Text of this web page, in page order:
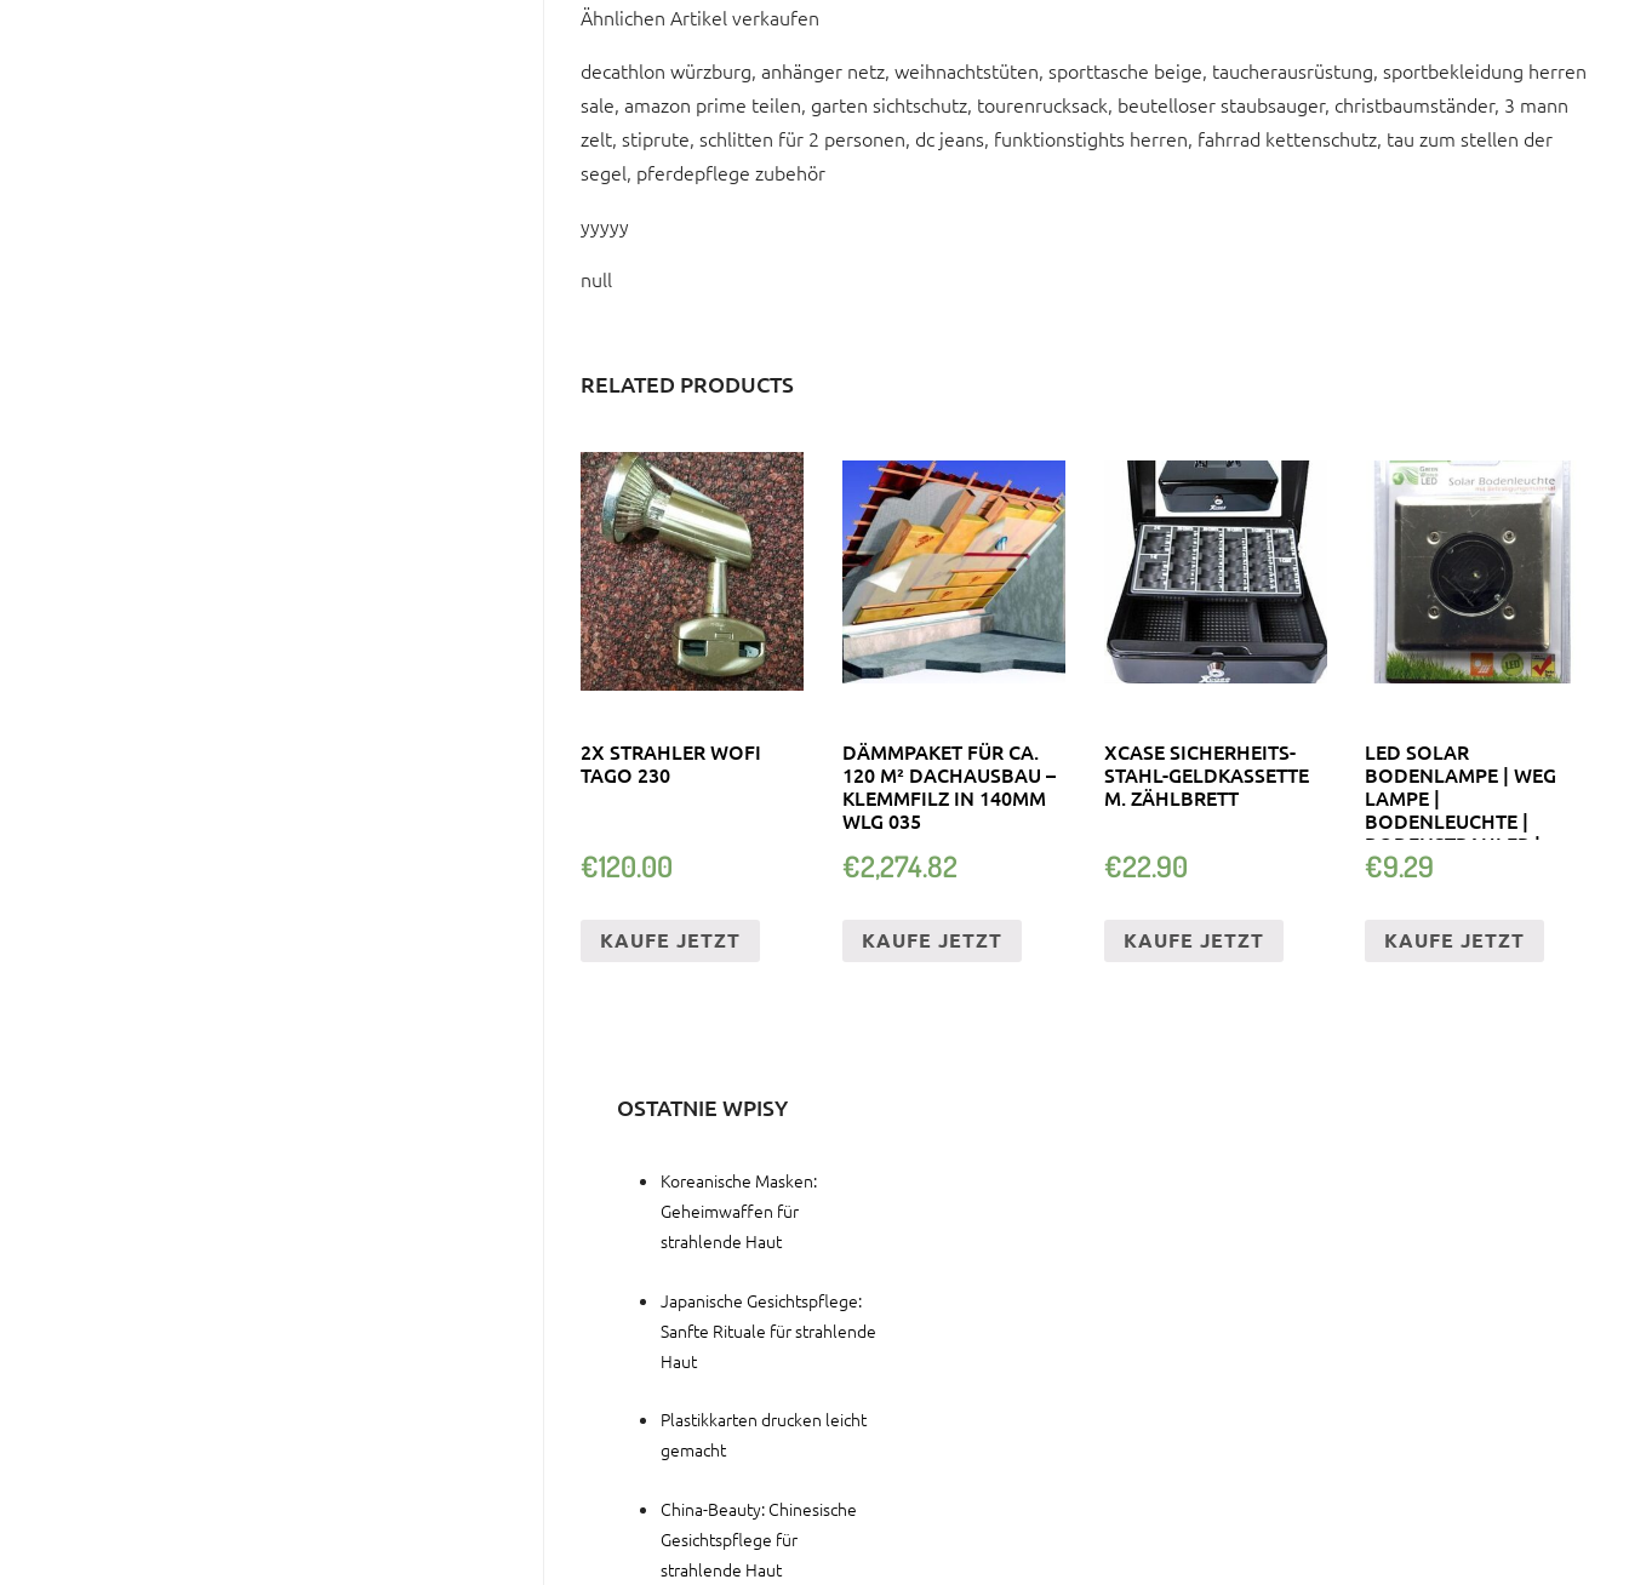
Ähnlichen Artikel verkaufen
decathlon würzburg, anhänger netz, weihnachtstüten, sporttasche beige, taucherausrüstung, sportbekleidung herren
sale, amazon prime teilen, garten sichtschutz, tourenrucksack, beutelloser staubsauger, christbaumständer, 3 mann
zelt, stiprute, schlitten für 2 personen, dc jeans, funktionstights herren, fahrrad kettenschutz, tau zum stellen der
segel, pferdepflege zubehör
yyyyy
null
RELATED PRODUCTS
2X STRAHLER WOFI
TAGO 230
€120.00
KAUFE JETZT
DÄMMPAKET FÜR CA.
120 M² DACHAUSBAU –
KLEMMFILZ IN 140MM
WLG 035
€2,274.82
KAUFE JETZT
XCASE SICHERHEITS-
STAHL-GELDKASSETTE
M. ZÄHLBRETT
€22.90
KAUFE JETZT
LED SOLAR
BODENLAMPE | WEG
LAMPE |
BODENLEUCHTE |
BODENSTRAHLER |
SOLARLAMPE
€9.29
KAUFE JETZT
OSTATNIE WPISY
Koreanische Masken:
Geheimwaffen für
strahlende Haut
Japanische Gesichtspflege:
Sanfte Rituale für strahlende
Haut
Plastikkarten drucken leicht
gemacht
China-Beauty: Chinesische
Gesichtspflege für
strahlende Haut